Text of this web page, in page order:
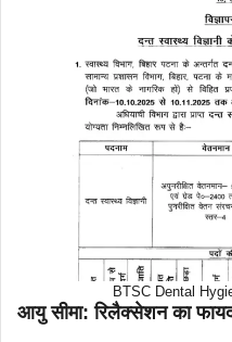
BTSC Dental
आयु सीमा: रिलैक्सेशन का